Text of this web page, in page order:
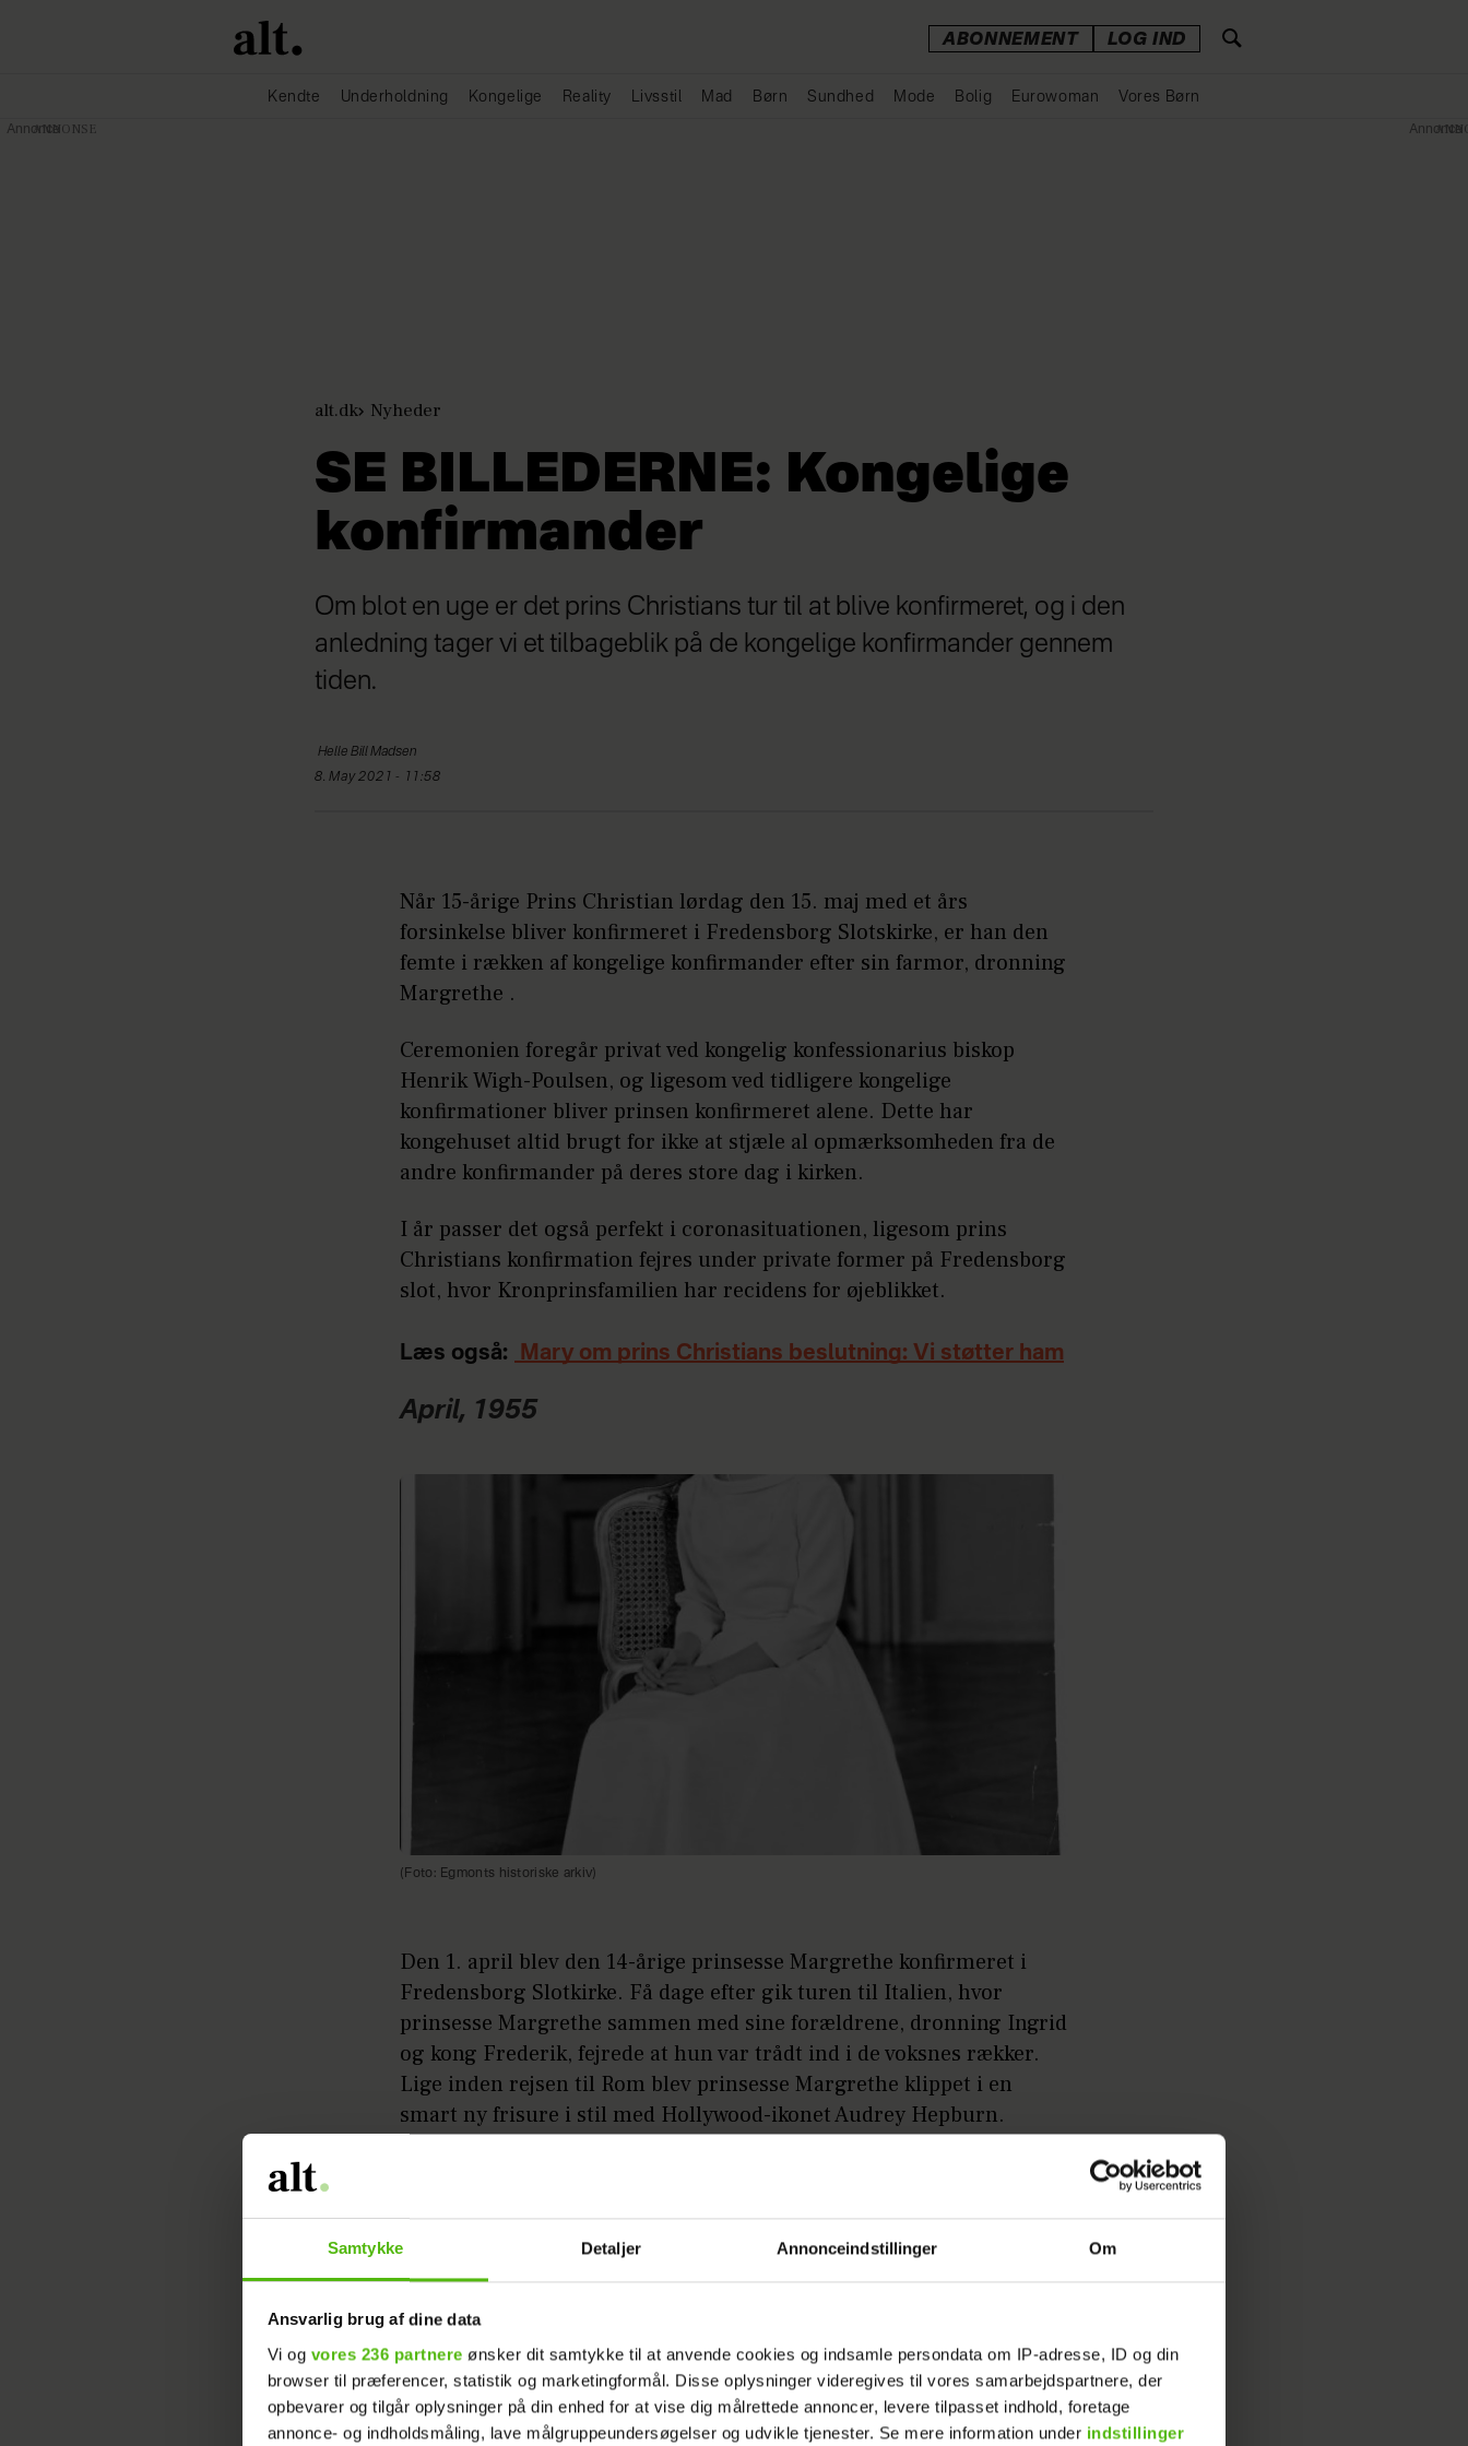
Samtykke Detaljer Annonceindstillinger Om
Ansvarlig brug af dine data
Vi og vores 236 partnere ønsker dit samtykke til at anvende cookies og indsamle persondata om IP-adresse, ID og din
browser til præferencer, statistik og marketingformål. Disse oplysninger videregives til vores samarbejdspartnere, der
opbevarer og tilgår oplysninger på din enhed for at vise dig målrettede annoncer, levere tilpasset indhold, foretage
annonce- og indholdsmåling, lave målgruppeundersøgelser og udvikle tjenester. Se mere information under indstillinger
ABONNEMENT LOG IND
Kendte Underholdning Kongelige Reality Livsstil Mad Børn Sundhed Mode Bolig Eurowoman Vores Børn
alt.dk Nyheder
SE BILLEDERNE: Kongelige
konfirmander
Om blot en uge er det prins Christians tur til at blive konfirmeret, og i den
anledning tager vi et tilbageblik på de kongelige konfirmander gennem
tiden.
Helle Bill Madsen
8. May 2021 - 11:58
Når 15-årige Prins Christian lørdag den 15. maj med et års
forsinkelse bliver konfirmeret i Fredensborg Slotskirke, er han den
femte i rækken af kongelige konfirmander efter sin farmor, dronning
Margrethe .
Ceremonien foregår privat ved kongelig konfessionarius biskop
Henrik Wigh-Poulsen, og ligesom ved tidligere kongelige
konfirmationer bliver prinsen konfirmeret alene. Dette har
kongehuset altid brugt for ikke at stjæle al opmærksomheden fra de
andre konfirmander på deres store dag i kirken.
I år passer det også perfekt i coronasituationen, ligesom prins
Christians konfirmation fejres under private former på Fredensborg
slot, hvor Kronprinsfamilien har recidens for øjeblikket.
Læs også: Mary om prins Christians beslutning: Vi støtter ham
April, 1955
(Foto: Egmonts historiske arkiv)
Den 1. april blev den 14-årige prinsesse Margrethe konfirmeret i
Fredensborg Slotkirke. Få dage efter gik turen til Italien, hvor
prinsesse Margrethe sammen med sine forældrene, dronning Ingrid
og kong Frederik, fejrede at hun var trådt ind i de voksnes rækker.
Lige inden rejsen til Rom blev prinsesse Margrethe klippet i en
smart ny frisure i stil med Hollywood-ikonet Audrey Hepburn.
Annonce Annonce